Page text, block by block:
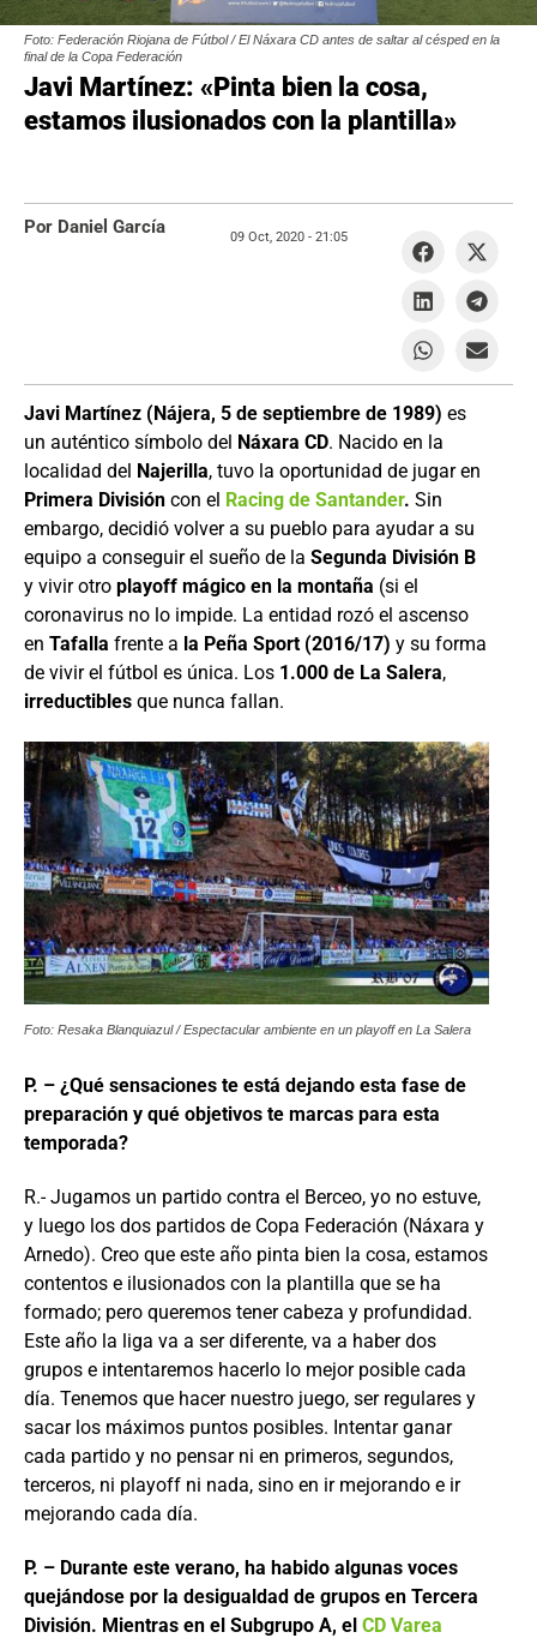
Foto: Federación Riojana de Fútbol / El Náxara CD antes de saltar al césped en la
final de la Copa Federación
Javi Martínez: «Pinta bien la cosa,
estamos ilusionados con la plantilla»
Javi Martínez (Nájera, 5 de septiembre de 1989) es
un auténtico símbolo del Náxara CD. Nacido en la
localidad del Najerilla, tuvo la oportunidad de jugar en
Primera División con el Racing de Santander. Sin
embargo, decidió volver a su pueblo para ayudar a su
equipo a conseguir el sueño de la Segunda División B
y vivir otro playoff mágico en la montaña (si el
coronavirus no lo impide. La entidad rozó el ascenso
en Tafalla frente a la Peña Sport (2016/17) y su forma
de vivir el fútbol es única. Los 1.000 de La Salera,
irreductibles que nunca fallan.
Foto: Resaka Blanquiazul / Espectacular ambiente en un playoff en La Salera
P. – ¿Qué sensaciones te está dejando esta fase de
preparación y qué objetivos te marcas para esta
temporada?
R.- Jugamos un partido contra el Berceo, yo no estuve,
y luego los dos partidos de Copa Federación (Náxara y
Arnedo). Creo que este año pinta bien la cosa, estamos
contentos e ilusionados con la plantilla que se ha
formado; pero queremos tener cabeza y profundidad.
Este año la liga va a ser diferente, va a haber dos
grupos e intentaremos hacerlo lo mejor posible cada
día. Tenemos que hacer nuestro juego, ser regulares y
sacar los máximos puntos posibles. Intentar ganar
cada partido y no pensar ni en primeros, segundos,
terceros, ni playoff ni nada, sino en ir mejorando e ir
mejorando cada día.
P. – Durante este verano, ha habido algunas voces
quejándose por la desigualdad de grupos en Tercera
División. Mientras en el Subgrupo A, el CD Varea
Por Daniel García 09 Oct, 2020 - 21:05